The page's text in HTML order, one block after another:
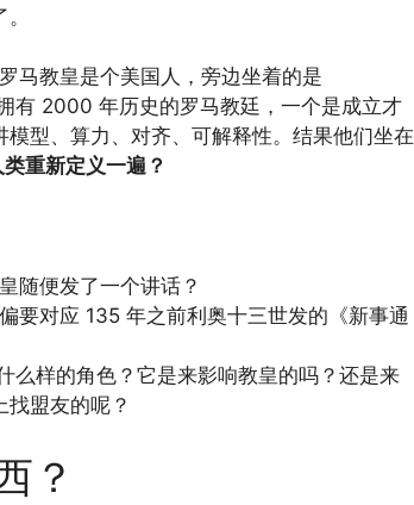
马教皇是个美国人，旁边坐着的是
有 2000 年历史的罗马教廷，一个是成立才
型、算力、对齐、可解释性。结果他们坐在
重新定义一遍？
随便发了一个讲话？
要对应 135 年之前利奥十三世发的《新事通
样的角色？它是来影响教皇的吗？还是来
盟友的呢？
？